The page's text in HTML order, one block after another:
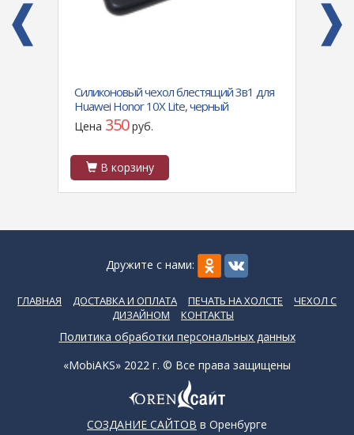
Силиконовый чехол блестящий 3в1 для
Huawei Honor 10X Lite, черный
Цена 350руб.
В корзину
Дружите с нами:
ГЛАВНАЯ ДОСТАВКА И ОПЛАТА ПЕЧАТЬ НА ХОЛСТЕ
ЧЕХОЛ С
ДИЗАЙНОМ
КОНТАКТЫ
Политика обработки персональных данных
«MobiAKS» 2022 г. © Все права защищены
СОЗДАНИЕ САЙТОВ в Оренбурге